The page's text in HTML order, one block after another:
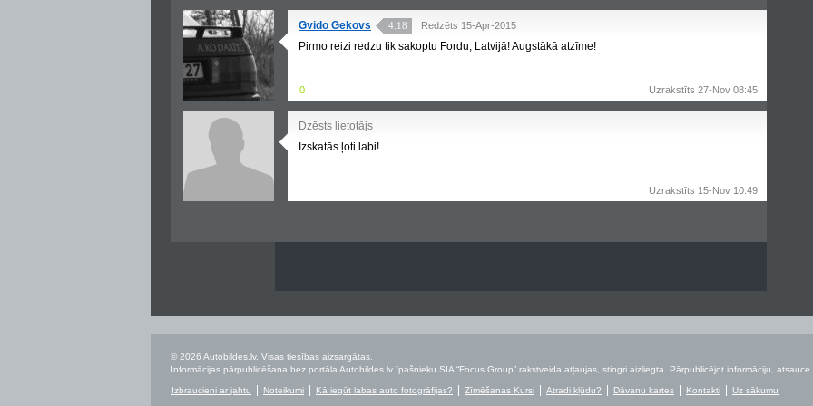
Gvido Gekovs 4.18 Redzēts 15-Apr-2015
Pirmo reizi redzu tik sakoptu Fordu, Latvijā! Augstākā atzīme!
0 Uzrakstīts 27-Nov 08:45
Dzēsts lietotājs
Izskatās ļoti labi!
Uzrakstīts 15-Nov 10:49
© 2026 Autobildes.lv. Visas tiesības aizsargātas.
Informācijas pārpublicēšana bez portāla Autobildes.lv īpašnieku SIA “Focus Group” rakstveida atļaujas, stingri aizliegta. Pārpublicējot informāciju,
Izbraucieni ar jahtu Noteikumi Kā iegūt labas auto fotogrāfijas? Zīmēšanas Kursi Atradi kļūdu? Dāvanu kartes Kontakti Uz sākumu